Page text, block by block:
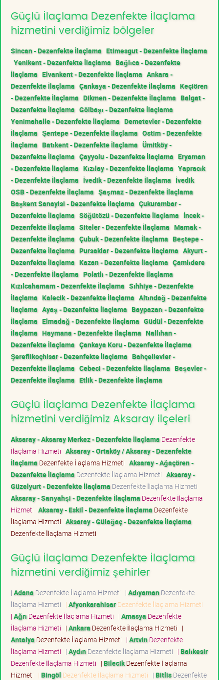
Güçlü İlaçlama Dezenfekte İlaçlama
hizmetini verdiğimiz bölgeler
Sincan - Dezenfekte İlaçlama Etimesgut - Dezenfekte İlaçlama
Yenikent - Dezenfekte İlaçlama Bağlıca - Dezenfekte
İlaçlama Elvankent - Dezenfekte İlaçlama Ankara -
Dezenfekte İlaçlama Çankaya - Dezenfekte İlaçlama Keçiören
- Dezenfekte İlaçlama Dikmen - Dezenfekte İlaçlama Balgat -
Dezenfekte İlaçlama Gölbaşı - Dezenfekte İlaçlama
Yenimahalle - Dezenfekte İlaçlama Demetevler - Dezenfekte
İlaçlama Şentepe - Dezenfekte İlaçlama Ostim - Dezenfekte
İlaçlama Batıkent - Dezenfekte İlaçlama Ümitköy -
Dezenfekte İlaçlama Çayyolu - Dezenfekte İlaçlama Eryaman
- Dezenfekte İlaçlama Kızılay - Dezenfekte İlaçlama Yapracık
- Dezenfekte İlaçlama İvedik - Dezenfekte İlaçlama İvedik
OSB - Dezenfekte İlaçlama Şaşmaz - Dezenfekte İlaçlama
Başkent Sanayisi - Dezenfekte İlaçlama Çukurambar -
Dezenfekte İlaçlama Söğütözü - Dezenfekte İlaçlama İncek -
Dezenfekte İlaçlama Siteler - Dezenfekte İlaçlama Mamak -
Dezenfekte İlaçlama Çubuk - Dezenfekte İlaçlama Beştepe -
Dezenfekte İlaçlama Pursaklar - Dezenfekte İlaçlama Akyurt -
Dezenfekte İlaçlama Kazan - Dezenfekte İlaçlama Çamlıdere
- Dezenfekte İlaçlama Polatlı - Dezenfekte İlaçlama
Kızılcahamam - Dezenfekte İlaçlama Sıhhiye - Dezenfekte
İlaçlama Kalecik - Dezenfekte İlaçlama Altındağ - Dezenfekte
İlaçlama Ayaş - Dezenfekte İlaçlama Baypazarı - Dezenfekte
İlaçlama Elmadağ - Dezenfekte İlaçlama Güdül - Dezenfekte
İlaçlama Haymana - Dezenfekte İlaçlama Nallıhan -
Dezenfekte İlaçlama Çankaya Koru - Dezenfekte İlaçlama
Şereflikoçhisar - Dezenfekte İlaçlama Bahçelievler -
Dezenfekte İlaçlama Cebeci - Dezenfekte İlaçlama Beşevler -
Dezenfekte İlaçlama Etlik - Dezenfekte İlaçlama
Güçlü İlaçlama Dezenfekte İlaçlama
hizmetini verdiğimiz Aksaray ilçeleri
Aksaray - Aksaray Merkez - Dezenfekte İlaçlama Dezenfekte
İlaçlama Hizmeti Aksaray - Ortaköy / Aksaray - Dezenfekte
İlaçlama Dezenfekte İlaçlama Hizmeti Aksaray - Ağaçören -
Dezenfekte İlaçlama Dezenfekte İlaçlama Hizmeti Aksaray -
Güzelyurt - Dezenfekte İlaçlama Dezenfekte İlaçlama Hizmeti
Aksaray - Sarıyahşi - Dezenfekte İlaçlama Dezenfekte İlaçlama
Hizmeti Aksaray - Eskil - Dezenfekte İlaçlama Dezenfekte
İlaçlama Hizmeti Aksaray - Gülağaç - Dezenfekte İlaçlama
Dezenfekte İlaçlama Hizmeti
Güçlü İlaçlama Dezenfekte İlaçlama
hizmetini verdiğimiz şehirler
| Adana Dezenfekte İlaçlama Hizmeti | AdıyamanDezenfekte
İlaçlama Hizmeti | AfyonkarahisarDezenfekte İlaçlama Hizmeti
| Ağrı Dezenfekte İlaçlama Hizmeti | Amasya Dezenfekte
İlaçlama Hizmeti | Ankara Dezenfekte İlaçlama Hizmeti |
Antalya Dezenfekte İlaçlama Hizmeti | ArtvinDezenfekte
İlaçlama Hizmeti | AydınDezenfekte İlaçlama Hizmeti | Balıkesir
Dezenfekte İlaçlama Hizmeti | BilecikDezenfekte İlaçlama
Hizmeti | Bingöl Dezenfekte İlaçlama Hizmeti | BitlisDezenfekte